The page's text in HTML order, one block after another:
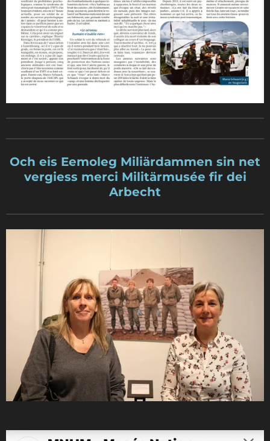
Och eis Eemoleg Miliärdammen sin net
vergiess merci Militärmusée fir dei
Arbecht